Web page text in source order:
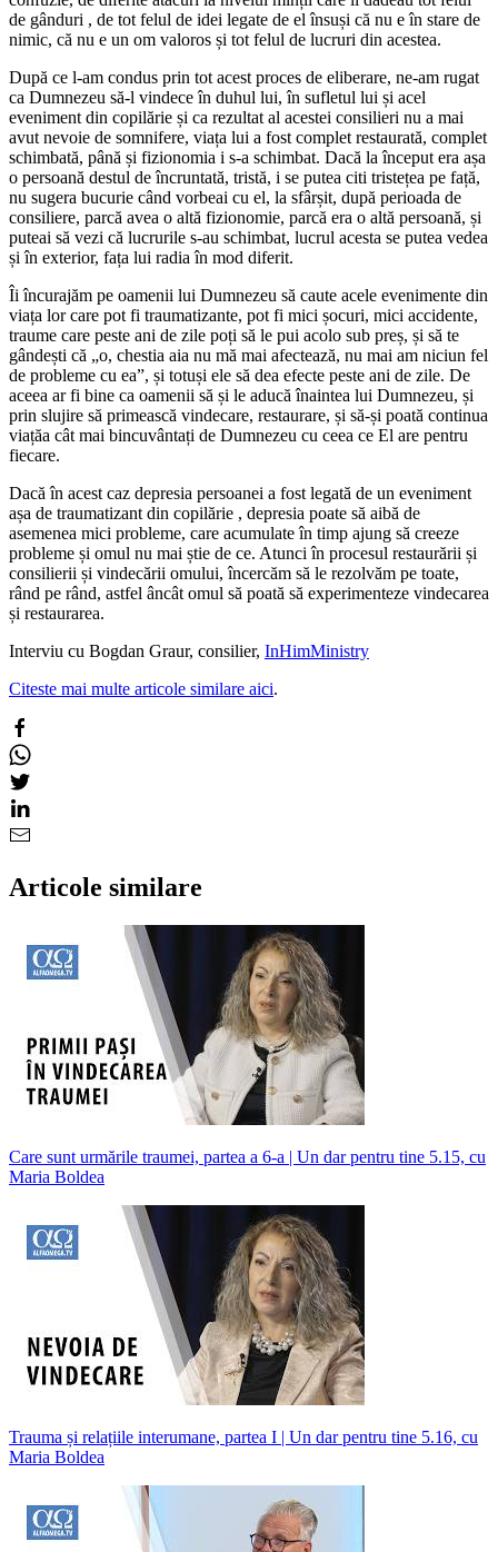
de gânduri , de tot felul de idei legate de el însuși că nu e în stare de
nimic, că nu e un om valoros și tot felul de lucruri din acestea.
După ce l-am condus prin tot acest proces de eliberare, ne-am rugat
ca Dumnezeu să-l vindece în duhul lui, în sufletul lui și acel
eveniment din copilărie și ca rezultat al acestei consilieri nu a mai
avut nevoie de somnifere, viața lui a fost complet restaurată, complet
schimbată, până și fizionomia i s-a schimbat. Dacă la început era așa
o persoană destul de încruntată, tristă, i se putea citi tristețea pe față,
nu sugera bucurie când vorbeai cu el, la sfârșit, după perioada de
consiliere, parcă avea o altă fizionomie, parcă era o altă persoană, și
puteai să vezi că lucrurile s-au schimbat, lucrul acesta se putea vedea
și în exterior, fața lui radia în mod diferit.
Îi încurajăm pe oamenii lui Dumnezeu să caute acele evenimente din
viața lor care pot fi traumatizante, pot fi mici șocuri, mici accidente,
traume care peste ani de zile poți să le pui acolo sub preș, și să te
gândești că „o, chestia aia nu mă mai afectează, nu mai am niciun fel
de probleme cu ea”, și totuși ele să dea efecte peste ani de zile. De
aceea ar fi bine ca oamenii să și le aducă înaintea lui Dumnezeu, și
prin slujire să primească vindecare, restaurare, și să-și poată continua
viațăa cât mai bincuvântați de Dumnezeu cu ceea ce El are pentru
fiecare.
Dacă în acest caz depresia persoanei a fost legată de un eveniment
așa de traumatizant din copilărie , depresia poate să aibă de
asemenea mici probleme, care acumulate în timp ajung să creeze
probleme și omul nu mai știe de ce. Atunci în procesul restaurării și
consilierii și vindecării omului, încercăm să le rezolvăm pe toate,
rând pe rând, astfel âncât omul să poată să experimenteze vindecarea
și restaurarea.
Interviu cu Bogdan Graur, consilier, InHimMinistry
Citeste mai multe articole similare aici.
Articole similare
Care sunt urmările traumei, partea a 6-a | Un dar pentru tine 5.15, cu
Maria Boldea
Trauma și relațiile interumane, partea I | Un dar pentru tine 5.16, cu
Maria Boldea